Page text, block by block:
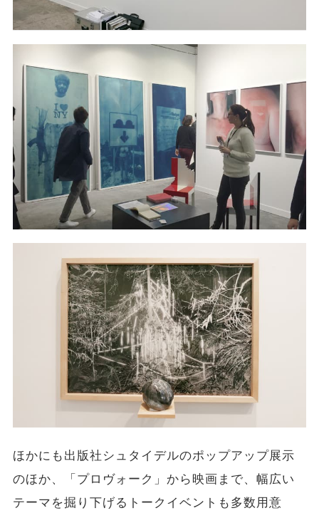
ほかにも出版社シュタイデルのポップアップ展示
のほか、「プロヴォーク」から映画まで、幅広い
テーマを掘り下げるトークイベントも多数用意